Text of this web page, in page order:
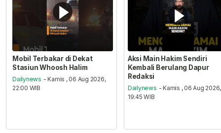
Mobil Terbakar di Dekat
Stasiun Whoosh Halim
Dailynews - Kamis , 06 Aug 2026,
22:00 WIB
Aksi Main Hakim Sendiri
Kembali Berulang Dapur
Redaksi
Dailynews - Kamis , 06 Aug 2026,
19:45 WIB